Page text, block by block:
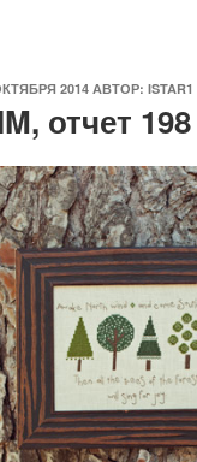
2014 АВТОР: ISTAR1
отчет 198